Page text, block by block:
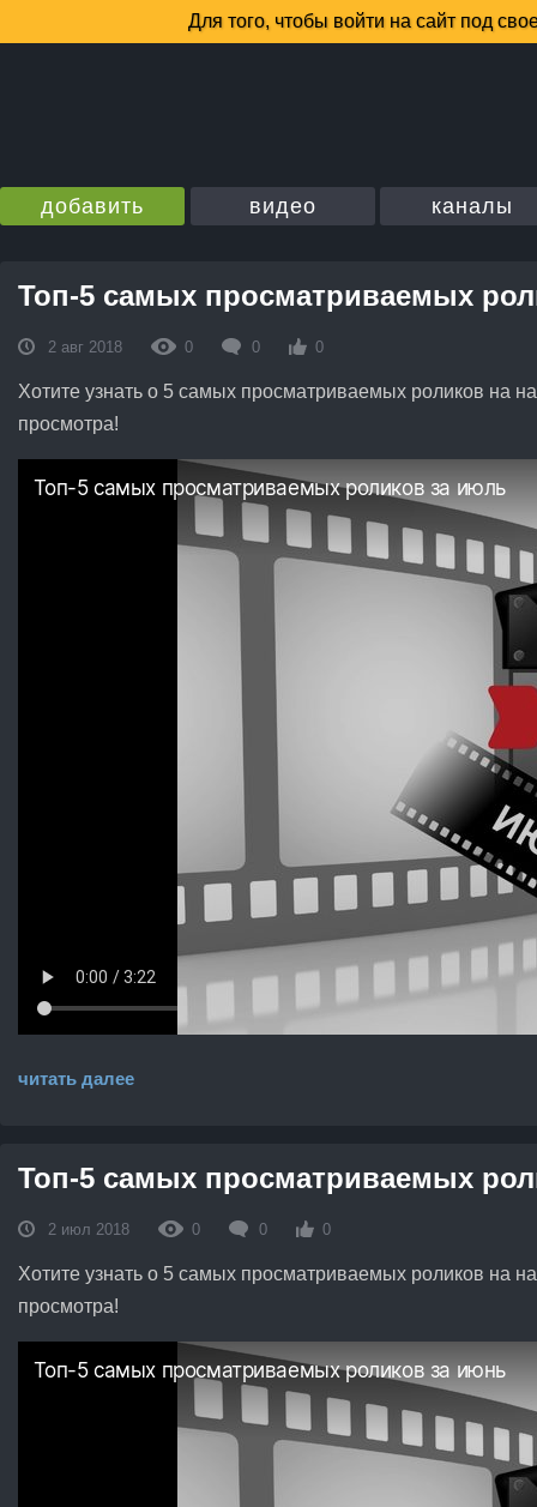
добавить видео каналы
Топ-5 самых просматриваемых
2 авг 2018 0 0 0
Хотите узнать о 5 самых просматриваемых роликов на
просмотра!
читать далее
Топ-5 самых просматриваемых
2 июл 2018 0 0 0
Хотите узнать о 5 самых просматриваемых роликов на
просмотра!